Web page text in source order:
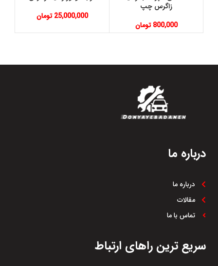
زاگرس چپ
800,000 تومان
25,000,000 تومان
درباره ما
درباره ما
مقالات
تماس با ما
سریع ترین راهای ارتباط